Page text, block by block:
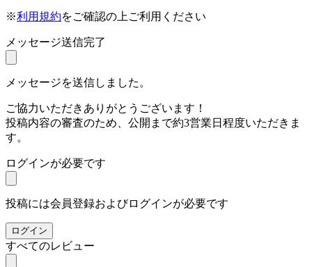
※利用規約をご確認の上ご利用ください
メッセージ送信完了
メッセージを送信しました。
ご協力いただきありがとうございます！
投稿内容の審査のため、公開まで約3営業日程度いただきま
す。
ログインが必要です
投稿には会員登録およびログインが必要です
ログイン
すべてのレビュー